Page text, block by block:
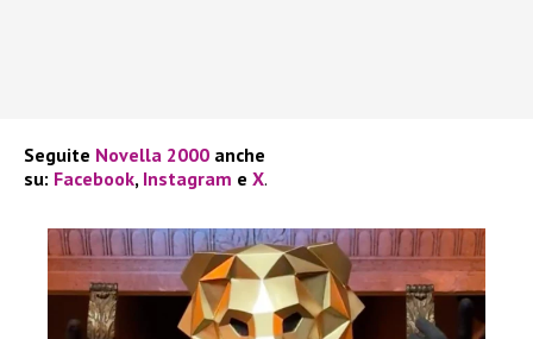
Seguite Novella 2000 anche
su: Facebook, Instagram e X.